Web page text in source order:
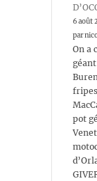
6 août
par
On a
pot